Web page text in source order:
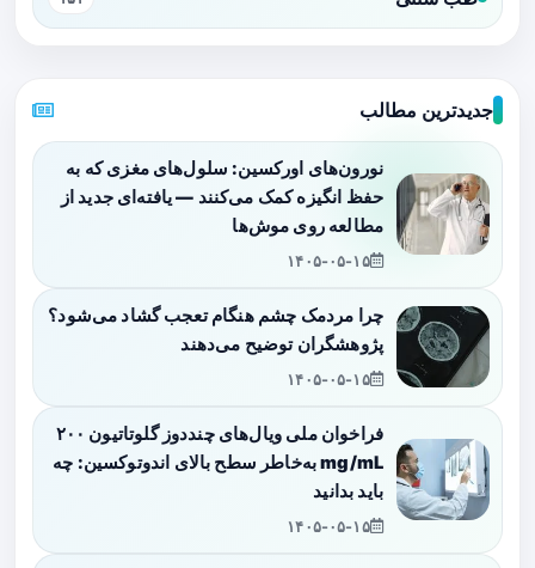
جدیدترین مطالب
نورون‌های اورکسین: سلول‌های مغزی که به
حفظ انگیزه کمک می‌کنند — یافته‌ای جدید از
مطالعه روی موش‌ها
۱۴۰۵-۰۵-۱۵
چرا مردمک چشم هنگام تعجب گشاد می‌شود؟
پژوهشگران توضیح می‌دهند
۱۴۰۵-۰۵-۱۵
فراخوان ملی ویال‌های چنددوز گلوتاتیون ۲۰۰
mg/mL به‌خاطر سطح بالای اندوتوکسین: چه
باید بدانید
۱۴۰۵-۰۵-۱۵